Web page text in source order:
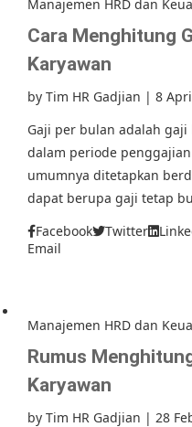
Manajemen HRD dan
Cara Menghitung
Karyawan
by Tim HR Gadjian | 8
Gaji per bulan adalah
dalam periode
umumnya ditetapkan
dapat berupa gaji tetap
Facebook
Twitter
Email
Manajemen HRD dan
Rumus
Karyawan
by Tim HR Gadjian | 28